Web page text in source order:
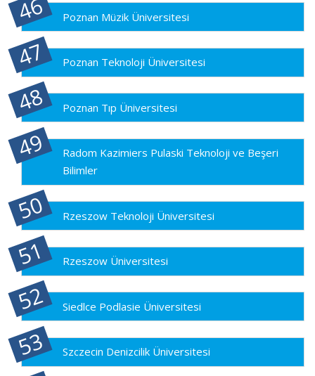
Poznan Müzik Üniversitesi
Poznan Teknoloji Üniversitesi
Poznan Tıp Üniversitesi
Radom Kazimiers Pulaski Teknoloji ve Beşeri
Bilimler
Rzeszow Teknoloji Üniversitesi
Rzeszow Üniversitesi
Siedlce Podlasie Üniversitesi
Szczecin Denizcilik Üniversitesi